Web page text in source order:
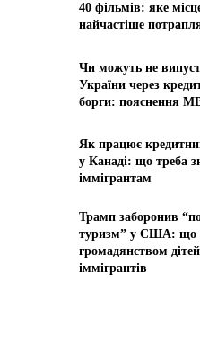
40 фільмів: яке
найчастіше
Чи можуть не
України через
борги: пояснення
Як працює
у Канаді: що треба
іммігрантам
Трамп заборонив
туризм” у США: що
громадянством дітей
іммігрантів